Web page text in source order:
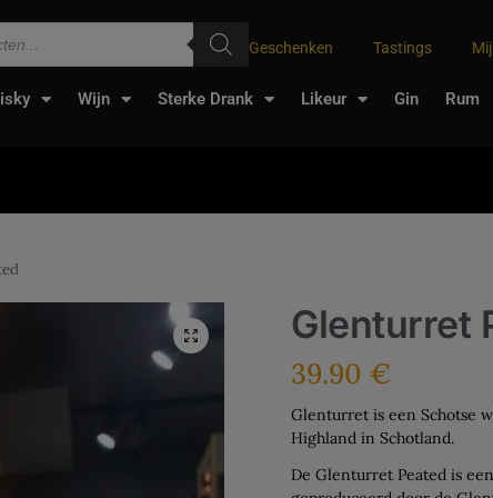
Geschenken Tastings
Wijn Sterke Drank Likeur Gin Rum
Glenturret
39.90 €
Glenturret is een Schotse
Highland in Schotland.
De Glenturret Peated is